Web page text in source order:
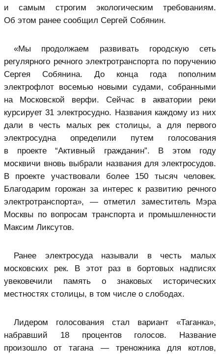
и самым строгим экологическим требованиям.
Об этом ранее сообщил Сергей Собянин.
«Мы продолжаем развивать городскую сеть
регулярного речного электротранспорта по поручению
Сергея Собянина. До конца года пополним
электрофлот восемью новыми судами, собранными
на Московской верфи. Сейчас в акватории реки
курсирует 31 электросудно. Названия каждому из них
дали в честь малых рек столицы, а для первого
электросудна определили путем голосования
в проекте “Активный гражданин”. В этом году
москвичи вновь выбрали названия для электросудов.
В проекте участвовали более 150 тысяч человек.
Благодарим горожан за интерес к развитию речного
электротранспорта», — отметил заместитель Мэра
Москвы по вопросам транспорта и промышленности
Максим Ликсутов.
Ранее электросуда называли в честь малых
московских рек. В этот раз в бортовых надписях
увековечили память о знаковых исторических
местностях столицы, в том числе о слободах.
Лидером голосования стал вариант «Таганка»,
набравший 18 процентов голосов. Название
произошло от тагана — треножника для котлов,